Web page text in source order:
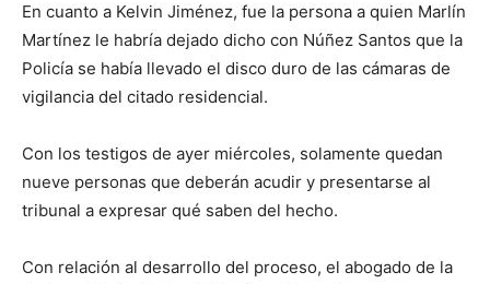
En cuanto a Kelvin Jiménez, fue la persona a quien Marlín
Martínez le habría dejado dicho con Núñez Santos que la
Policía se había llevado el disco duro de las cámaras de
vigilancia del citado residencial.
Con los testigos de ayer miércoles, solamente quedan
nueve personas que deberán acudir y presentarse al
tribunal a expresar qué saben del hecho.
Con relación al desarrollo del proceso, el abogado de la